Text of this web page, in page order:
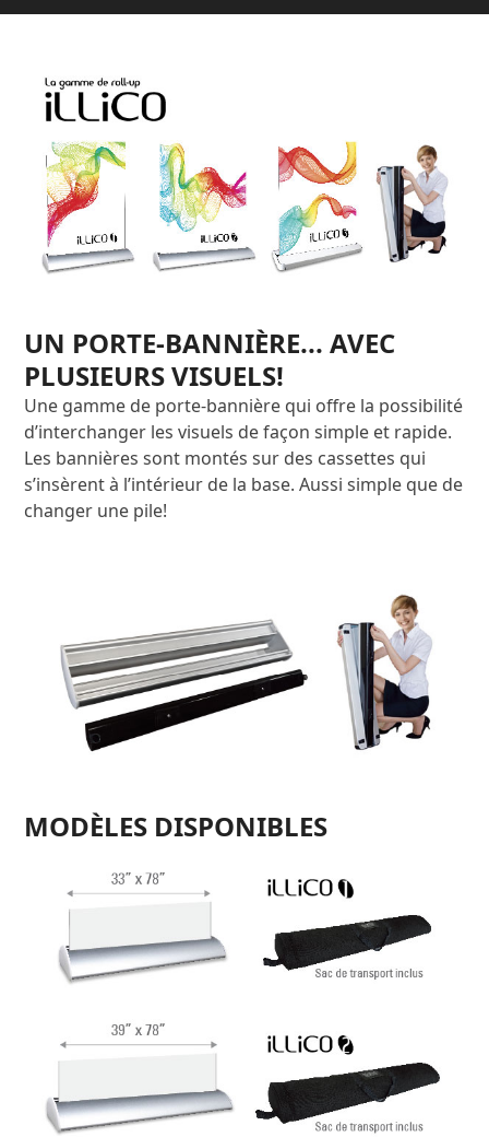
UN PORTE-BANNIÈRE... AVEC
PLUSIEURS VISUELS!
Une gamme de porte-bannière qui offre la possibilité
d’interchanger les visuels de façon simple et rapide.
Les bannières sont montés sur des cassettes qui
s’insèrent à l’intérieur de la base. Aussi simple que de
changer une pile!
MODÈLES DISPONIBLES